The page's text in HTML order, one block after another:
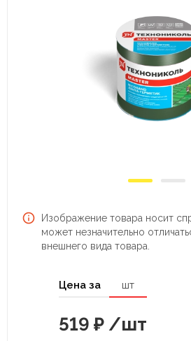
Изображение товара носит
может незначительно
внешнего вида товара.
Цена за шт
519 ₽ /шт